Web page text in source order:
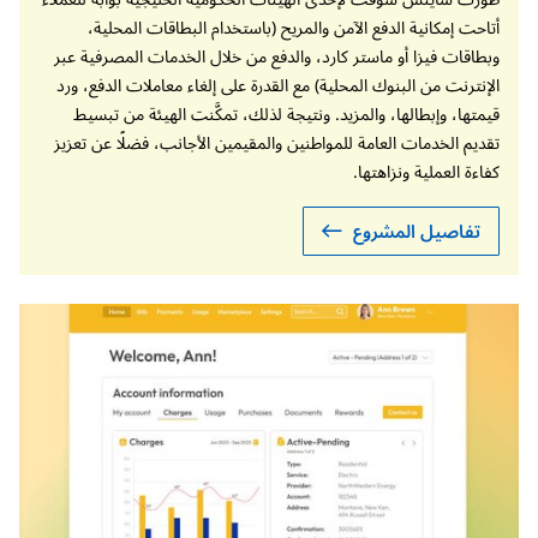
الامتثال لأنظمة الضمان الصحي وقوانين حماية
البيانات الشخصية واللوائح والمعايير المعمول بها
في دول الخليج العربي (لأنظمة إعداد الفواتير
الطبية).
أتاحت إمكانية الدفع الآمن والمريح (باستخدام البطاقات المحلية،
وبطاقات فيزا أو ماستر كارد، والدفع من خلال الخدمات المصرفية عبر
الإنترنت من البنوك المحلية) مع القدرة على إلغاء معاملات الدفع، ورد
قيمتها، وإبطالها، والمزيد. ونتيجة لذلك، تمكَّنت الهيئة من تبسيط
تقديم الخدمات العامة للمواطنين والمقيمين الأجانب، فضلًا عن تعزيز
كفاءة العملية ونزاهتها.
تفاصيل المشروع